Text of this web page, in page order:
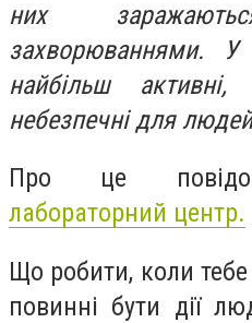
них
захворюваннями. У
найбільш
небезпечні для
Про це
лабораторний центр.
Що робити, коли
повинні бути дії